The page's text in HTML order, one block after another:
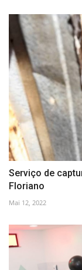
Serviço de
Floriano
Mai 12, 2022